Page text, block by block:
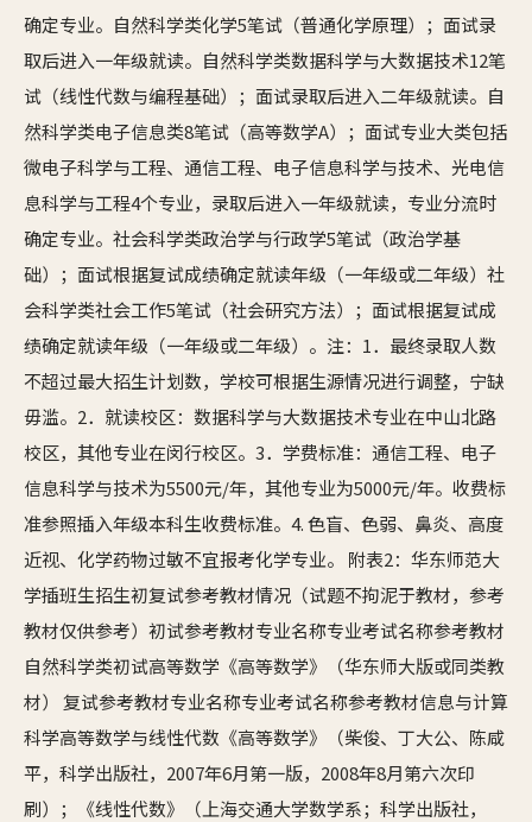
确定专业。自然科学类化学5笔试（普通化学原理）；面试录
取后进入一年级就读。自然科学类数据科学与大数据技术12笔
试（线性代数与编程基础）；面试录取后进入二年级就读。自
然科学类电子信息类8笔试（高等数学A）；面试专业大类包括
微电子科学与工程、通信工程、电子信息科学与技术、光电信
息科学与工程4个专业，录取后进入一年级就读，专业分流时
确定专业。社会科学类政治学与行政学5笔试（政治学基
础）；面试根据复试成绩确定就读年级（一年级或二年级）社
会科学类社会工作5笔试（社会研究方法）；面试根据复试成
绩确定就读年级（一年级或二年级）。注：1．最终录取人数
不超过最大招生计划数，学校可根据生源情况进行调整，宁缺
毋滥。2．就读校区：数据科学与大数据技术专业在中山北路
校区，其他专业在闵行校区。3．学费标准：通信工程、电子
信息科学与技术为5500元/年，其他专业为5000元/年。收费标
准参照插入年级本科生收费标准。4. 色盲、色弱、鼻炎、高度
近视、化学药物过敏不宜报考化学专业。 附表2：华东师范大
学插班生招生初复试参考教材情况（试题不拘泥于教材，参考
教材仅供参考）初试参考教材专业名称专业考试名称参考教材
自然科学类初试高等数学《高等数学》（华东师大版或同类教
材） 复试参考教材专业名称专业考试名称参考教材信息与计算
科学高等数学与线性代数《高等数学》（柴俊、丁大公、陈咸
平，科学出版社，2007年6月第一版，2008年8月第六次印
刷）；《线性代数》（上海交通大学数学系；科学出版社，